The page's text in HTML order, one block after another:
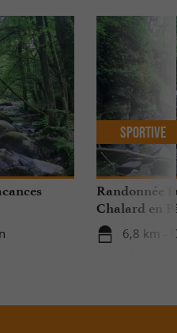
Randonnée
Chalard en
6,8 km -
Sportive